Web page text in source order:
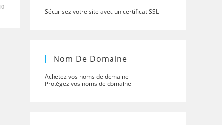
Sécurisez votre site avec un certificat SSL
Nom De Domaine
Achetez vos noms de domaine
Protégez vos noms de domaine